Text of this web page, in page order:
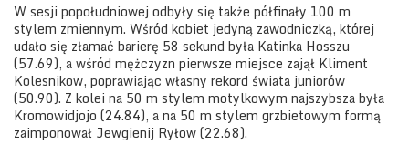
W sesji popołudniowej odbyły się także półfinały 100 m
stylem zmiennym. Wśród kobiet jedyną zawodniczką, której
udało się złamać barierę 58 sekund była Katinka Hosszu
(57.69), a wśród mężczyzn pierwsze miejsce zajął Kliment
Kolesnikow, poprawiając własny rekord świata juniorów
(50.90). Z kolei na 50 m stylem motylkowym najszybsza była
Kromowidjojo (24.84), a na 50 m stylem grzbietowym formą
zaimponował Jewgienij Ryłow (22.68).